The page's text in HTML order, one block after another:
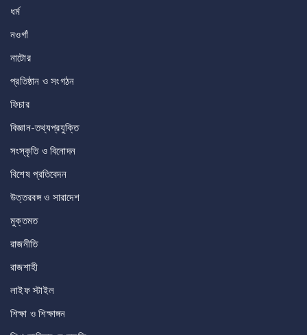
ধর্ম
নওগাঁ
নাটোর
প্রতিষ্ঠান ও সংগঠন
ফিচার
বিজ্ঞান-তথ্যপ্রযুক্তি
সংস্কৃতি ও বিনোদন
বিশেষ প্রতিবেদন
উত্তরবঙ্গ ও সারাদেশ
মুক্তমত
রাজনীতি
রাজশাহী
লাইফ স্টাইল
শিক্ষা ও শিক্ষাঙ্গন